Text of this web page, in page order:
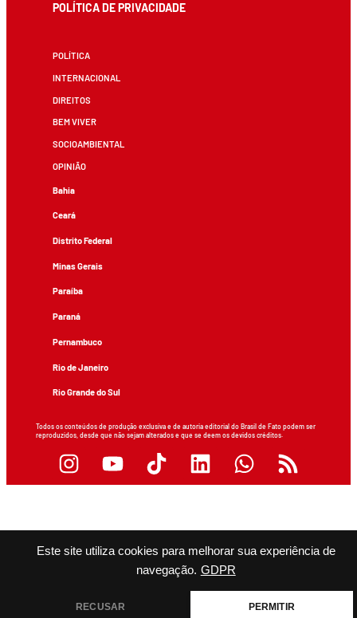
Este site utiliza cookies para melhorar sua experiência de
navegação. GDPR
RECUSAR PERMITIR
POLÍTICA DE PRIVACIDADE
POLÍTICA
INTERNACIONAL
DIREITOS
BEM VIVER
SOCIOAMBIENTAL
OPINIÃO
Bahia
Ceará
Distrito Federal
Minas Gerais
Paraíba
Paraná
Pernambuco
Rio de Janeiro
Rio Grande do Sul
Todos os conteúdos de produção exclusiva e de autoria editorial do Brasil de Fato podem ser
reproduzidos, desde que não sejam alterados e que se deem os devidos créditos.